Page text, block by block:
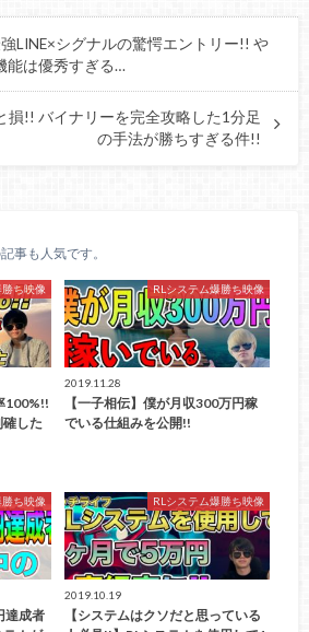
LINE×シグナルの驚愕エントリー!! や
能は優秀すぎる…
損!! バイナリーを完全攻略した1分足
の手法が勝ちすぎる件!!
事も人気です。
ち映像
100%!!
した
RLシステム爆勝ち映像
2019.11.28
【一子相伝】僕が月収300万円稼
でいる仕組みを公開!!
ち映像
達成者
RLシステム爆勝ち映像
2019.10.19
【システムはクソだと思っている